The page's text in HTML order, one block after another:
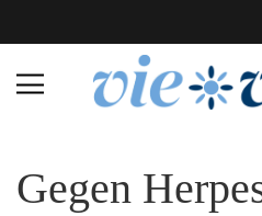
Gegen